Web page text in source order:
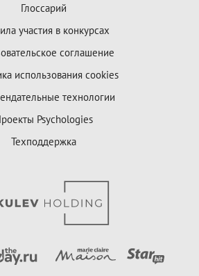
Глоссарий
участия в конкурсах
соглашение
использования cookies
технологии
Psychologies
Техподдержка